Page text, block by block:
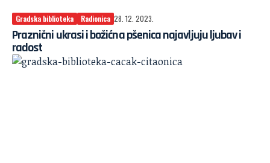
Gradska biblioteka Radionica 28. 12. 2023.
Praznični ukrasi i božićna pšenica najavljuju ljubav i
radost